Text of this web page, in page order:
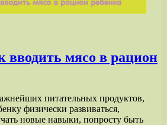
вводить мясо в рацион
питательных продуктов,
физически развиваться,
новые навыки, попросту быть